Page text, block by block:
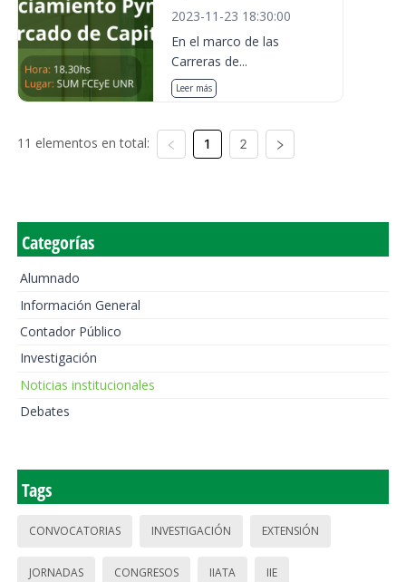
2023-11-23 18:30:00
En el marco de las
Carreras de...
Leer más
11 elementos en total: 1 2
Categorías
Alumnado
Información General
Contador Público
Investigación
Noticias institucionales
Debates
Tags
CONVOCATORIAS INVESTIGACIÓN EXTENSIÓN
JORNADAS CONGRESOS IIATA IIE